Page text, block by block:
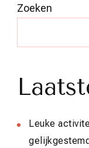
Zoeken
Leuke